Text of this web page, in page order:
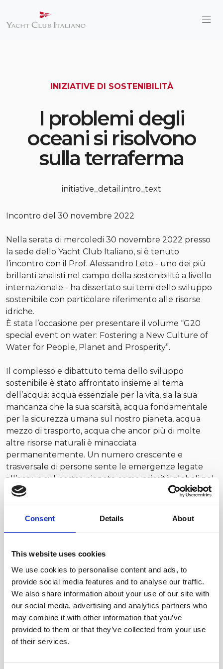
Consent Details About
This website uses cookies
We use cookies to personalise content and ads, to
provide social media features and to analyse our traffic.
We also share information about your use of our site with
our social media, advertising and analytics partners who
may combine it with other information that you’ve
provided to them or that they’ve collected from your use
of their services.
INIZIATIVE DI SOSTENIBILITÀ
I problemi degli
oceani si risolvono
sulla terraferma
initiative_detail.intro_text
Incontro del 30 novembre 2022
Nella serata di mercoledi 30 novembre 2022 presso
la sede dello Yacht Club Italiano, si è tenuto
l’incontro con il Prof. Alessandro Leto - uno dei più
brillanti analisti nel campo della sostenibilità a livello
internazionale - ha dissertato sui temi dello sviluppo
sostenibile con particolare riferimento alle risorse
idriche.
È stata l’occasione per presentare il volume “G20
special event on water: Fostering a New Culture of
Water for People, Planet and Prosperity”.
Il complesso e dibattuto tema dello sviluppo
sostenibile è stato affrontato insieme al tema
dell’acqua: acqua essenziale per la vita, sia la sua
mancanza che la sua scarsità, acqua fondamentale
per la sicurezza umana sul nostro pianeta, acqua
mezzo di trasporto, acqua che ancor più di molte
altre risorse naturali è minacciata
permanentemente. Un numero crescente e
trasversale di persone sente le emergenze legate
all’acqua sul nostro pianeta come priorità globali nel
rispetto di una crescita economica sostenibile, più
equilibrata e armonico sulla terra e sui mari. Queste
priorità richiamano l’importanza di un nuovo
Speciale interamente dedicato alle Risorse Idriche
promosso per la prima volta al G20 sotto la
Presidenza Italiana. L’evento
presso la nostra sede ha rappresentato il primo di
una serie di momenti pubblici di riflessione su questi
temi partendo dai contenuti del volume.